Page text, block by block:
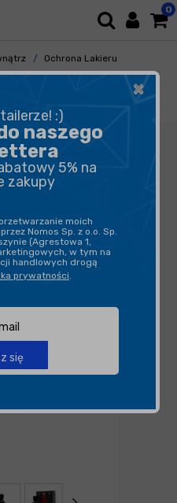
0
Ochrona Lakieru
×
:)
naszego
5% na
zakupy
moich
Nomos Sp. z o.o. Sp.
(Agrestowa 1,
w tym na
handlowych drogą
prywatności.
się